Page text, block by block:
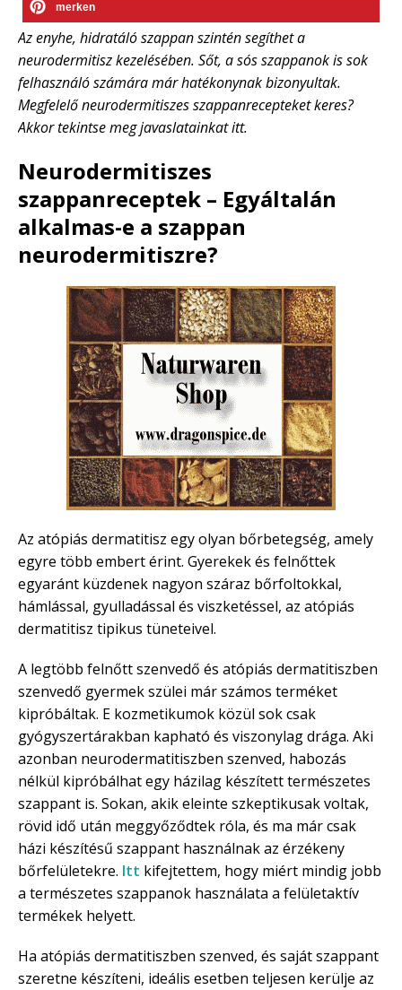
merken
Az enyhe, hidratáló szappan szintén segíthet a
neurodermitisz kezelésében. Sőt, a sós szappanok is sok
felhasználó számára már hatékonynak bizonyultak.
Megfelelő neurodermitiszes szappanrecepteket keres?
Akkor tekintse meg javaslatainkat itt.
Neurodermitiszes
szappanreceptek – Egyáltalán
alkalmas-e a szappan
neurodermitiszre?
Az atópiás dermatitisz egy olyan bőrbetegség, amely
egyre több embert érint. Gyerekek és felnőttek
egyaránt küzdenek nagyon száraz bőrfoltokkal,
hámlással, gyulladással és viszketéssel, az atópiás
dermatitisz tipikus tüneteivel.
A legtöbb felnőtt szenvedő és atópiás dermatitiszben
szenvedő gyermek szülei már számos terméket
kipróbáltak. E kozmetikumok közül sok csak
gyógyszertárakban kapható és viszonylag drága. Aki
azonban neurodermatitiszben szenved, habozás
nélkül kipróbálhat egy házilag készített természetes
szappant is. Sokan, akik eleinte szkeptikusak voltak,
rövid idő után meggyőződtek róla, és ma már csak
házi készítésű szappant használnak az érzékeny
bőrfelületekre. Itt kifejtettem, hogy miért mindig jobb
a természetes szappanok használata a felületaktív
termékek helyett.
Ha atópiás dermatitiszben szenved, és saját szappant
szeretne készíteni, ideális esetben teljesen kerülje az